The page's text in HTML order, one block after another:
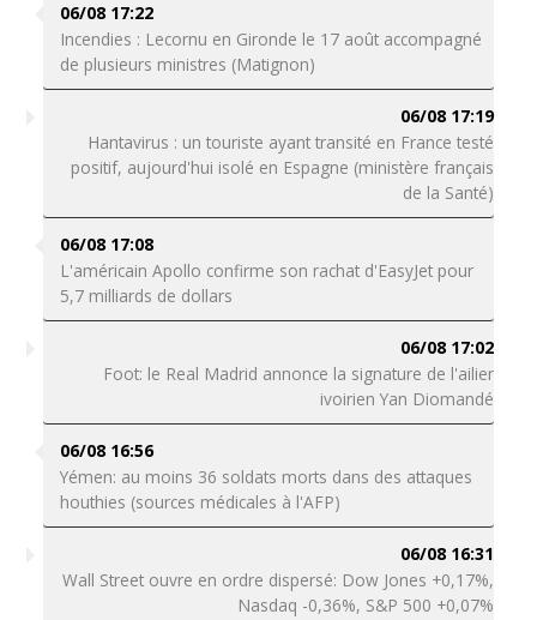
06/08 17:22
Incendies : Lecornu en Gironde le 17 août accompagné
de plusieurs ministres (Matignon)
06/08 17:19
Hantavirus : un touriste ayant transité en France testé
positif, aujourd'hui isolé en Espagne (ministère français
de la Santé)
06/08 17:08
L'américain Apollo confirme son rachat d'EasyJet pour
5,7 milliards de dollars
06/08 17:02
Foot: le Real Madrid annonce la signature de l'ailier
ivoirien Yan Diomandé
06/08 16:56
Yémen: au moins 36 soldats morts dans des attaques
houthies (sources médicales à l'AFP)
06/08 16:31
Wall Street ouvre en ordre dispersé: Dow Jones +0,17%,
Nasdaq -0,36%, S&P 500 +0,07%